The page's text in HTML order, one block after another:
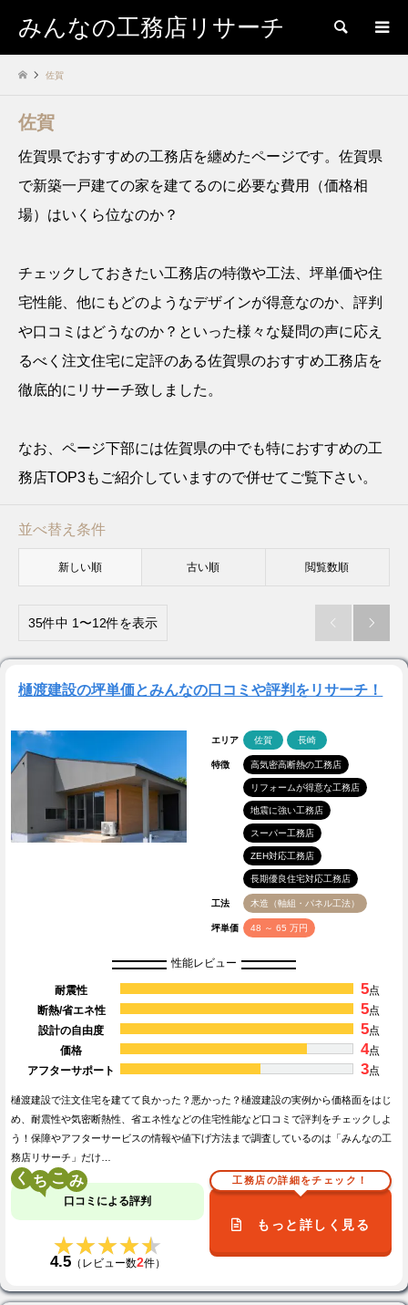
みんなの工務店リサーチ 検索
佐賀
佐賀
佐賀県でおすすめの工務店を纏めたページです。佐賀県
で新築一戸建ての家を建てるのに必要な費用（価格相
場）はいくら位なのか？
チェックしておきたい工務店の特徴や工法、坪単価や住
宅性能、他にもどのようなデザインが得意なのか、評判
や口コミはどうなのか？といった様々な疑問の声に応え
るべく注文住宅に定評のある佐賀県のおすすめ工務店を
徹底的にリサーチ致しました。
なお、ページ下部には佐賀県の中でも特におすすめの工
務店TOP3もご紹介していますので併せてご覧下さい。
並べ替え条件
新しい順 古い順 閲覧数順
35件中 1〜12件を表示  
樋渡建設の坪単価とみんなの口コミや評判をリサーチ！
エリア 佐賀 長崎
特徴 高気密高断熱の工務店
リフォームが得意な工務店
地震に強い工務店
スーパー工務店
ZEH対応工務店
長期優良住宅対応工務店
工法 木造（軸組・パネル工法）
坪単価 48 ～ 65 万円
性能レビュー
耐震性 5点
断熱/省エネ性
5点
設計の自由度
5点
価格
4点
アフターサポート
3点
樋渡建設で注文住宅を建てて良かった？悪かった？樋渡建設の実例から価格面をはじ
め、耐震性や気密断熱性、省エネ性などの住宅性能など口コミで評判をチェックしよ
う！保障やアフターサービスの情報や値下げ方法まで調査しているのは「みんなの工
務店リサーチ」だけ…
く こ
口コミによる評判
★★★★★
★★★★★
4.5（レビュー数2件）
工務店の詳細をチェック！
もっと詳しく見る